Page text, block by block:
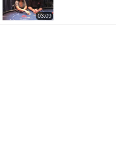
03:09